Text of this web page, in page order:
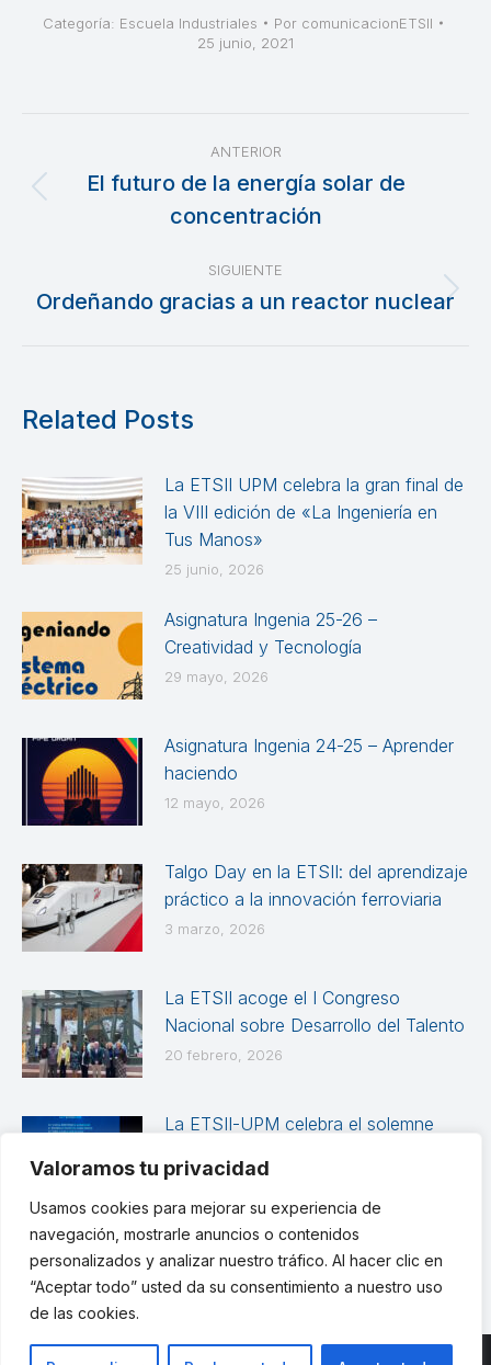
Valoramos tu privacidad
Usamos cookies para mejorar su experiencia de
navegación, mostrarle anuncios o contenidos
personalizados y analizar nuestro tráfico. Al hacer clic en
“Aceptar todo” usted da su consentimiento a nuestro uso
de las cookies.
Categoría: Escuela Industriales Por comunicacionETSII
25 junio, 2021
Navegación
entre
publicaciones
ANTERIOR
Publicación
anterior:
El futuro de la energía solar de
concentración
SIGUIENTE
Publicación
Ordeñando gracias a un reactor nuclear
Related Posts
La ETSII UPM celebra la gran final de
la VIII edición de «La Ingeniería en
Tus Manos»
25 junio, 2026
Asignatura Ingenia 25-26 –
Creatividad y Tecnología
29 mayo, 2026
Asignatura Ingenia 24-25 – Aprender
haciendo
12 mayo, 2026
Talgo Day en la ETSII: del aprendizaje
práctico a la innovación ferroviaria
3 marzo, 2026
La ETSII acoge el I Congreso
Nacional sobre Desarrollo del Talento
20 febrero, 2026
La ETSII-UPM celebra el solemne
las promociones 2024-2025
12 febrero, 2026